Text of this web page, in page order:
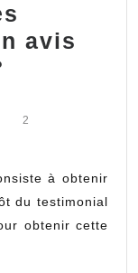
avis
ses
à
déposer
un
2
à obtenir
du testimonial
obtenir cette